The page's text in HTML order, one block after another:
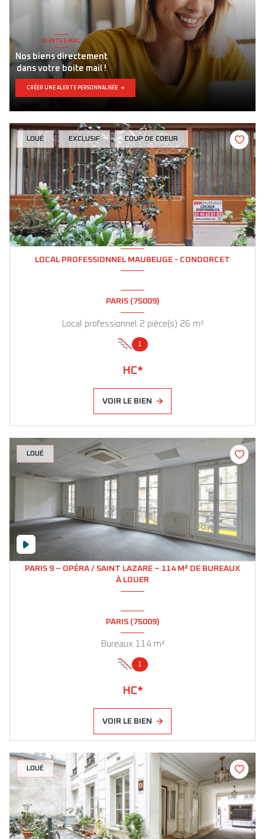
LOUÉ EXCLUSIF COUP DE COEUR
LOCAL PROFESSIONNEL MAUBEUGE - CONDORCET
PARIS (75009)
Local professionnel 2 pièce(s) 26 m²
1
HC*
VOIR LE BIEN
LOUÉ
PARIS 9 – OPÉRA / SAINT LAZARE – 114 M² DE BUREAUX
À LOUER
PARIS (75009)
Bureaux 114 m²
1
HC*
VOIR LE BIEN
LOUÉ